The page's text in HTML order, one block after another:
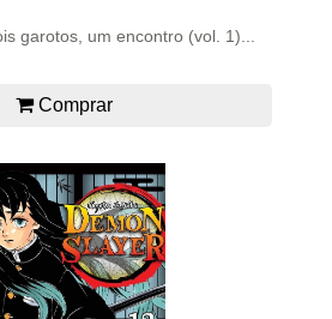
garotos, um encontro (vol. 1)...
Comprar